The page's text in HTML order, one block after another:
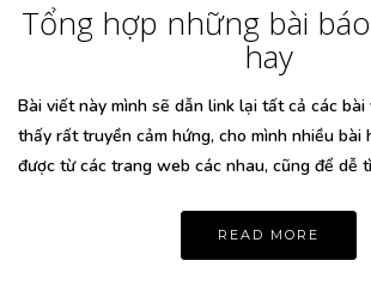
Tổng hợp những bài
hay
Bài viết này mình sẽ dẫn link lại tất cả các
thấy rất truyền cảm hứng, cho mình nhiều bài
được từ các trang web các nhau, cũng để dễ
READ MORE